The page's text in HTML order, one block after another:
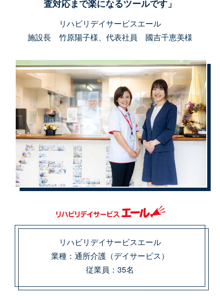
査対応まで楽になるツールです」
リハビリデイサービスエール
施設長 竹原陽子様、代表社員 國吉千恵美様
リハビリデイサービスエール
業種：通所介護（デイサービス）
従業員：35名